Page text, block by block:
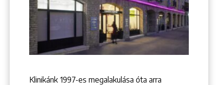
+36 1 222 7250
+36 1 222 9150
1148 Budapest, Örs vezér tere 2.
Klinikánk 1997-­es megalakulása óta arra